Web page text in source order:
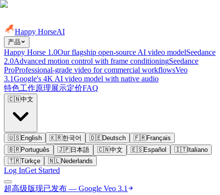
Happy HorseAI
产品
Happy Horse 1.0Our flagship open-source AI video modelSeedance
2.0Advanced motion control with frame conditioningSeedance
ProProfessional-grade video for commercial workflowsVeo
3.1Google's 4K AI video model with native audio
特色工作原理展示定价FAQ
🇨🇳中文
🇺🇸English 🇰🇷한국어 🇩🇪Deutsch 🇫🇷Français
🇧🇷Português 🇯🇵日本語 🇨🇳中文 🇪🇸Español 🇮🇹Italiano
🇹🇷Türkçe 🇳🇱Nederlands
Log InGet Started
超高级版现已发布 — Google Veo 3.1